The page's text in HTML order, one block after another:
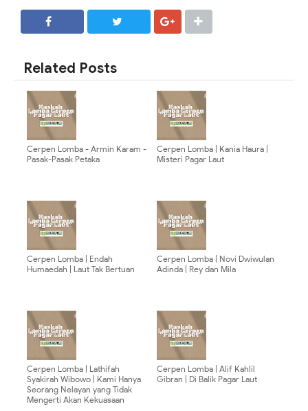
Related Posts
Cerpen Lomba - Armin Karam -
Pasak-Pasak Petaka
Cerpen Lomba | Kania Haura |
Misteri Pagar Laut
Cerpen Lomba | Endah
Humaedah | Laut Tak Bertuan
Cerpen Lomba | Novi Dwiwulan
Adinda | Rey dan Mila
Cerpen Lomba | Lathifah
Syakirah Wibowo | Kami Hanya
Seorang Nelayan yang Tidak
Mengerti Akan Kekuasaan
Cerpen Lomba | Alif Kahlil
Gibran | Di Balik Pagar Laut